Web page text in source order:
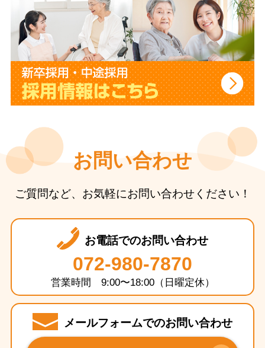
お問い合わせ
ご質問など、お気軽にお問い合わせください！
お電話でのお問い合わせ
072-980-7870
営業時間 9:00〜18:00（日曜定休）
メールフォームでのお問い合わせ